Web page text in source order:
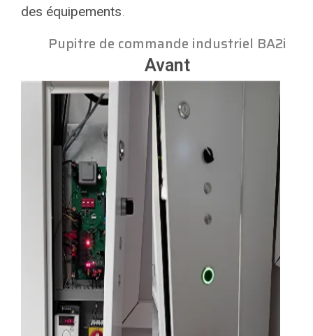
des équipements.
Pupitre de commande industriel BA2i
Avant